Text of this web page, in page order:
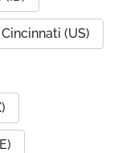
Cincinnati (US)